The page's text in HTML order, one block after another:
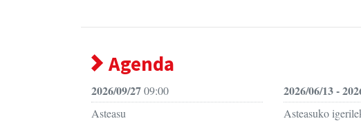
Agenda
2026/09/2709:00
Asteasu
2026/06/13 -
Asteasuko